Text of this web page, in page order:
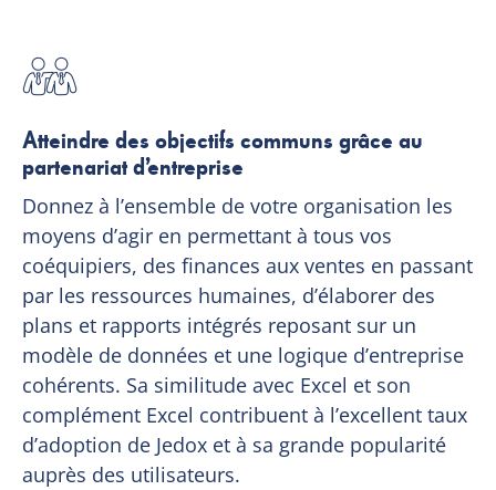
Atteindre des objectifs communs grâce au
partenariat d’entreprise
Donnez à l’ensemble de votre organisation les
moyens d’agir en permettant à tous vos
coéquipiers, des finances aux ventes en passant
par les ressources humaines, d’élaborer des
plans et rapports intégrés reposant sur un
modèle de données et une logique d’entreprise
cohérents. Sa similitude avec Excel et son
complément Excel contribuent à l’excellent taux
d’adoption de Jedox et à sa grande popularité
auprès des utilisateurs.